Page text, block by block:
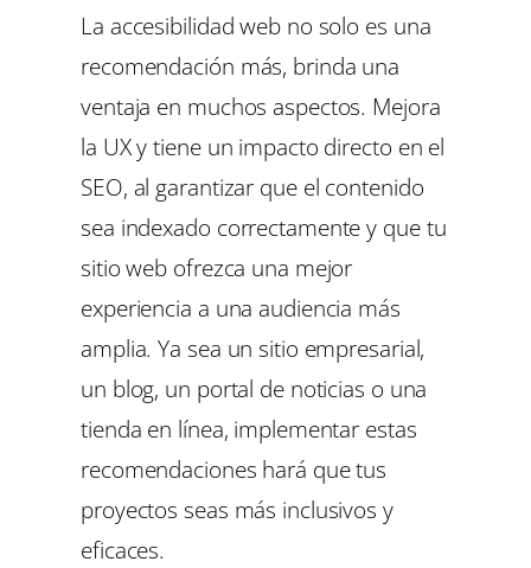
La accesibilidad web no solo es una
recomendación más, brinda una
ventaja en muchos aspectos. Mejora
la UX y tiene un impacto directo en el
SEO, al garantizar que el contenido
sea indexado correctamente y que tu
sitio web ofrezca una mejor
experiencia a una audiencia más
amplia. Ya sea un sitio empresarial,
un blog, un portal de noticias o una
tienda en línea, implementar estas
recomendaciones hará que tus
proyectos seas más inclusivos y
eficaces.